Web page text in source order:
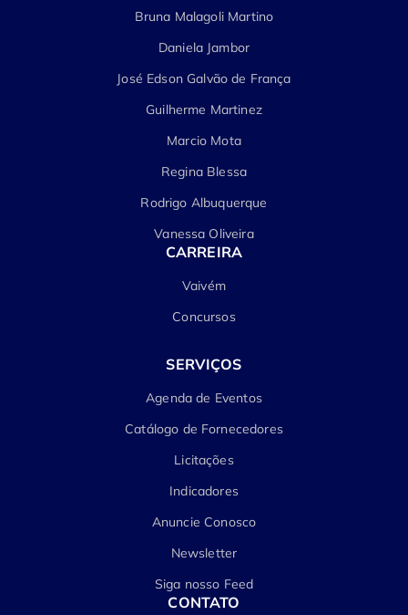
Bruna Malagoli Martino
Daniela Jambor
José Edson Galvão de França
Guilherme Martinez
Marcio Mota
Regina Blessa
Rodrigo Albuquerque
Vanessa Oliveira
CARREIRA
Vaivém
Concursos
SERVIÇOS
Agenda de Eventos
Catálogo de Fornecedores
Licitações
Indicadores
Anuncie Conosco
Newsletter
Siga nosso Feed
CONTATO